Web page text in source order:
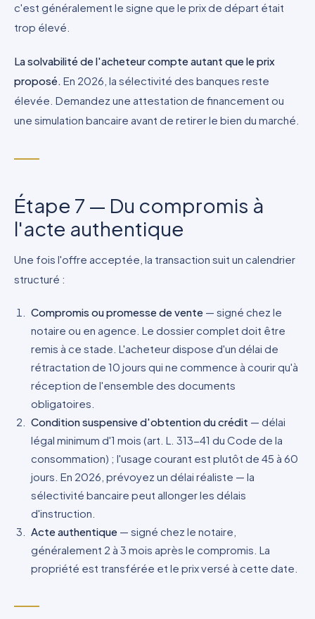
c'est généralement le signe que le prix de départ était
trop élevé.
La solvabilité de l'acheteur compte autant que le prix
proposé. En 2026, la sélectivité des banques reste
élevée. Demandez une attestation de financement ou
une simulation bancaire avant de retirer le bien du marché.
Étape 7 — Du compromis à
l'acte authentique
Une fois l'offre acceptée, la transaction suit un calendrier
structuré :
Compromis ou promesse de vente — signé chez le
notaire ou en agence. Le dossier complet doit être
remis à ce stade. L'acheteur dispose d'un délai de
rétractation de 10 jours qui ne commence à courir qu'à
réception de l'ensemble des documents
obligatoires.
Condition suspensive d'obtention du crédit — délai
légal minimum d'1 mois (art. L. 313-41 du Code de la
consommation) ; l'usage courant est plutôt de 45 à 60
jours. En 2026, prévoyez un délai réaliste — la
sélectivité bancaire peut allonger les délais
d'instruction.
Acte authentique — signé chez le notaire,
généralement 2 à 3 mois après le compromis. La
propriété est transférée et le prix versé à cette date.